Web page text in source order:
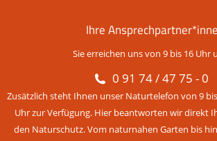
Ihre
Sie erreichen uns von 9 bis 16 Uhr
0 91 74 / 47 75 - 0
Zusätzlich steht Ihnen unser Naturtelefon von 9
Uhr zur Verfügung. Hier beantworten wir direkt
den Naturschutz. Vom naturnahen Garten bis